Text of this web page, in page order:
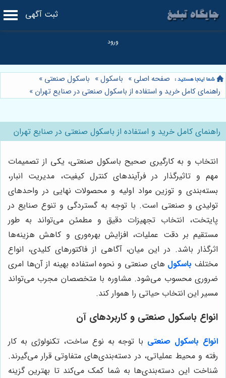
ثبت آگهی
صفحه اصلی » باسکول» باسکول صنعتی »
راهنمای کامل خرید و استفاده از باسکول صنعتی در صنایع تهران »
راهنمای کامل خرید و استفاده از باسکول صنعتی در صنایع تهران
انتخاب و به کارگیری صحیح باسکول صنعتی، یکی از تصمیمات
مهم و تاثیرگذار در فرآیندهای کنترل کیفیت، مدیریت انبار،
بسته‌بندی و توزین مواد اولیه و محصولات نهایی در واحدهای
تولیدی و صنعتی است. با توجه به گستردگی و تنوع صنایع در
پایتخت، انتخاب تجهیزات دقیق و مطمئن می‌تواند به طور
مستقیم بر دقت عملیات، افزایش بهره‌وری و کاهش هزینه‌ها
اثرگذار باشد. در این میان، آگاهی از فاکتورهای کلیدی، انواع
مختلف باسکول‌ های صنعتی و نحوه استفاده بهینه از آن‌ها امری
ضروری محسوب می‌شود. مشاوره با متخصصان مجرب می‌تواند
مسیر این انتخاب حیاتی را هموار کند.
انواع باسکول صنعتی و کاربردهای آن
انواع باسکول‌ صنعتی با توجه به نوع ساخت، تکنولوژی به کار
رفته و محیط عملیاتی، در دسته‌بندی‌های متفاوتی قرار می‌گیرند.
شناخت این دسته‌بندی‌ها به شما کمک می‌کند تا بهترین گزینه